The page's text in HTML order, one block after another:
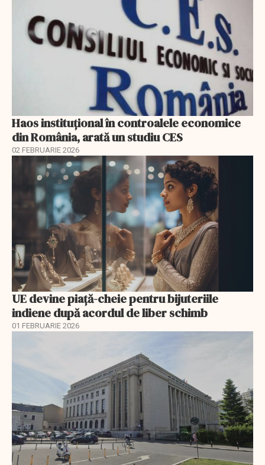
Haos instituțional în controalele economice
din România, arată un studiu CES
02 FEBRUARIE 2026
UE devine piață-cheie pentru bijuteriile
indiene după acordul de liber schimb
01 FEBRUARIE 2026